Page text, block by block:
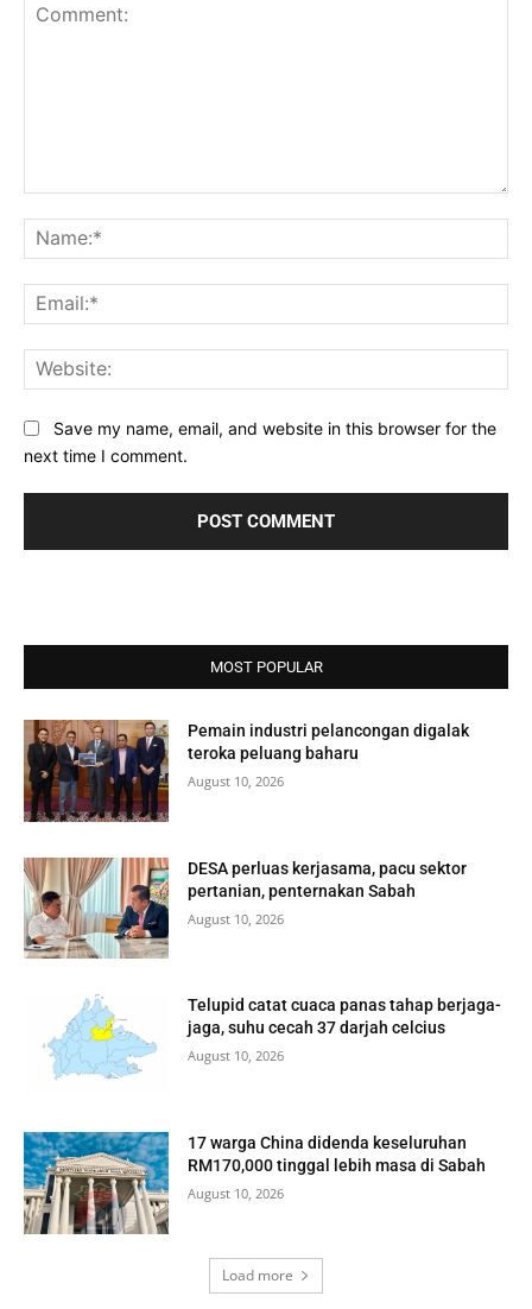
Save my name, email, and website in this browser for the
next time I comment.
MOST POPULAR
Pemain industri pelancongan digalak
teroka peluang baharu
August 10, 2026
DESA perluas kerjasama, pacu sektor
pertanian, penternakan Sabah
August 10, 2026
Telupid catat cuaca panas tahap berjaga-
jaga, suhu cecah 37 darjah celcius
August 10, 2026
17 warga China didenda keseluruhan
RM170,000 tinggal lebih masa di Sabah
August 10, 2026
Load more